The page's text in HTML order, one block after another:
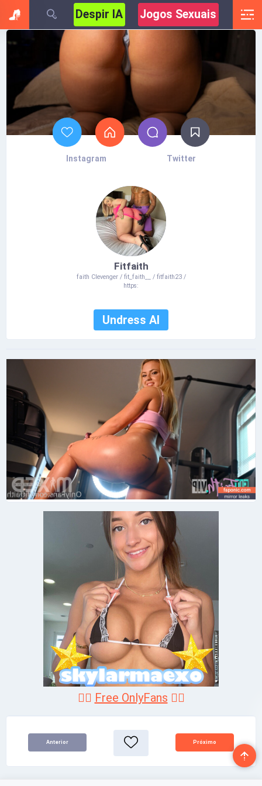
Despir IA Jogos Sexuais
Instagram Twitter
Fitfaith
faith Clevenger / fit_faith__ / fitfaith23 /
https:
Undress AI
❤️‍🔥 Free OnlyFans ❤️‍🔥
Anterior Próximo